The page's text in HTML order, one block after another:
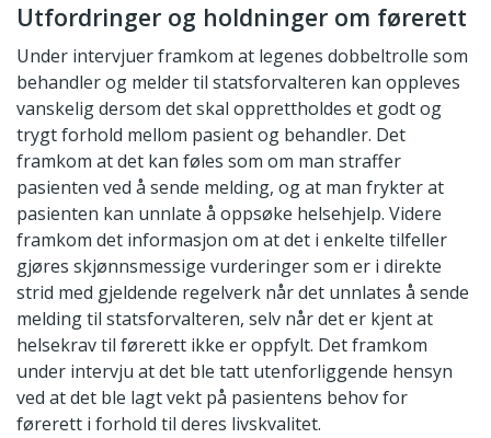
Utfordringer og holdninger om førerett
Under intervjuer framkom at legenes dobbeltrolle som
behandler og melder til statsforvalteren kan oppleves
vanskelig dersom det skal opprettholdes et godt og
trygt forhold mellom pasient og behandler. Det
framkom at det kan føles som om man straffer
pasienten ved å sende melding, og at man frykter at
pasienten kan unnlate å oppsøke helsehjelp. Videre
framkom det informasjon om at det i enkelte tilfeller
gjøres skjønnsmessige vurderinger som er i direkte
strid med gjeldende regelverk når det unnlates å sende
melding til statsforvalteren, selv når det er kjent at
helsekrav til førerett ikke er oppfylt. Det framkom
under intervju at det ble tatt utenforliggende hensyn
ved at det ble lagt vekt på pasientens behov for
førerett i forhold til deres livskvalitet.